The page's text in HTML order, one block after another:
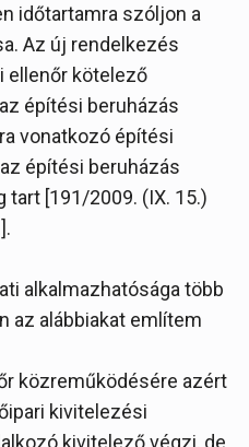
időtartamra szóljon a
Az új rendelkezés
ellenőr kötelező
építési beruházás
vonatkozó építési
építési beruházás
[191/2009. (IX. 15.)
alkalmazhatósága több
az alábbiakat említem
közreműködésére azért
kivitelezési
kivitelező végzi, de